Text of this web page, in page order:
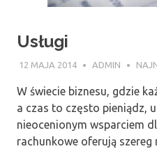
Usługi
12 MAJA 2014 ADMIN
W świecie biznesu, gdzie
a czas to często pieniądz,
nieocenionym wsparciem
rachunkowe oferują